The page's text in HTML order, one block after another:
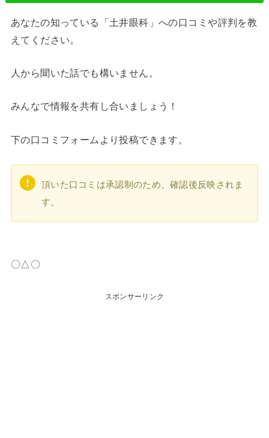
あなたの知っている「土井眼科」への口コミや評判を教
えてください。
人から聞いた話でも構いません。
みんなで情報を共有し合いましょう！
下の口コミフォームより投稿できます。
頂いた口コミは承認制のため、確認後反映されま
す。
〇△〇
スポンサーリンク